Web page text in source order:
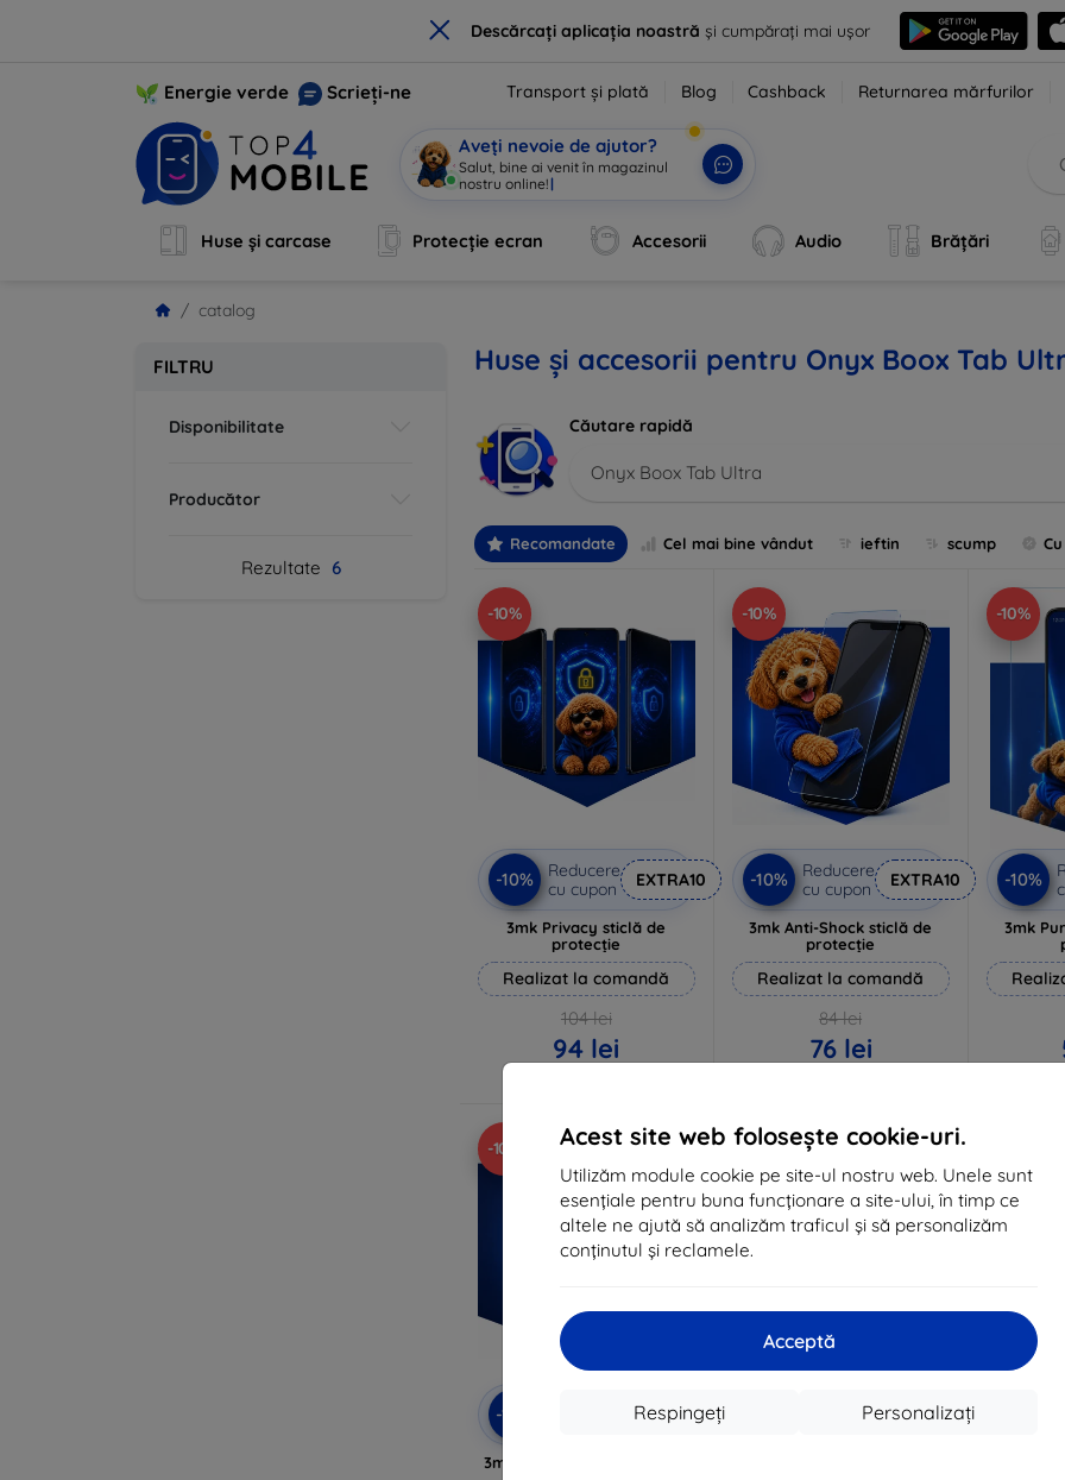
× Descărcați aplicația noastră și cumpărați mai ușor
Acest site web folosește cookie-uri.
Utilizăm module cookie pe site-ul nostru web. Unele sunt
esențiale pentru buna funcționare a site-ului, în timp ce
altele ne ajută să analizăm traficul și să personalizăm
conținutul și reclamele.
Acceptă
Personalizați
Respingeți
Energie verde Scrieți-ne Transport și plată Blog Cashback Returnarea mărfurilor
Aveți nevoie de ajutor?
Salut, bine ai venit în magazinul
nostru online!|
Huse și carcase Protecție ecran Accesorii Audio Brățări
catalog
FILTRU
Disponibilitate
Producător
Rezultate 6
Huse și accesorii pentru Onyx Boox Tab
Căutare rapidă
Onyx Boox Tab Ultra
Recomandate Cel mai bine vândut ieftin scump
-10%
-10%
Reducere
cu cupon
EXTRA10
3mk Privacy sticlă de
protecție
Realizat la comandă
104 lei
94 lei
-10%
-10%
Reducere
cu cupon
EXTRA10
3mk Anti-Shock sticlă de
protecție
Realizat la comandă
84 lei
76 lei
-10%
-10%
3mk
-10%
-10% EXTRA10
3mk Silverprotection+ folie
-10%
Reducere
cu cupon
EXTRA10